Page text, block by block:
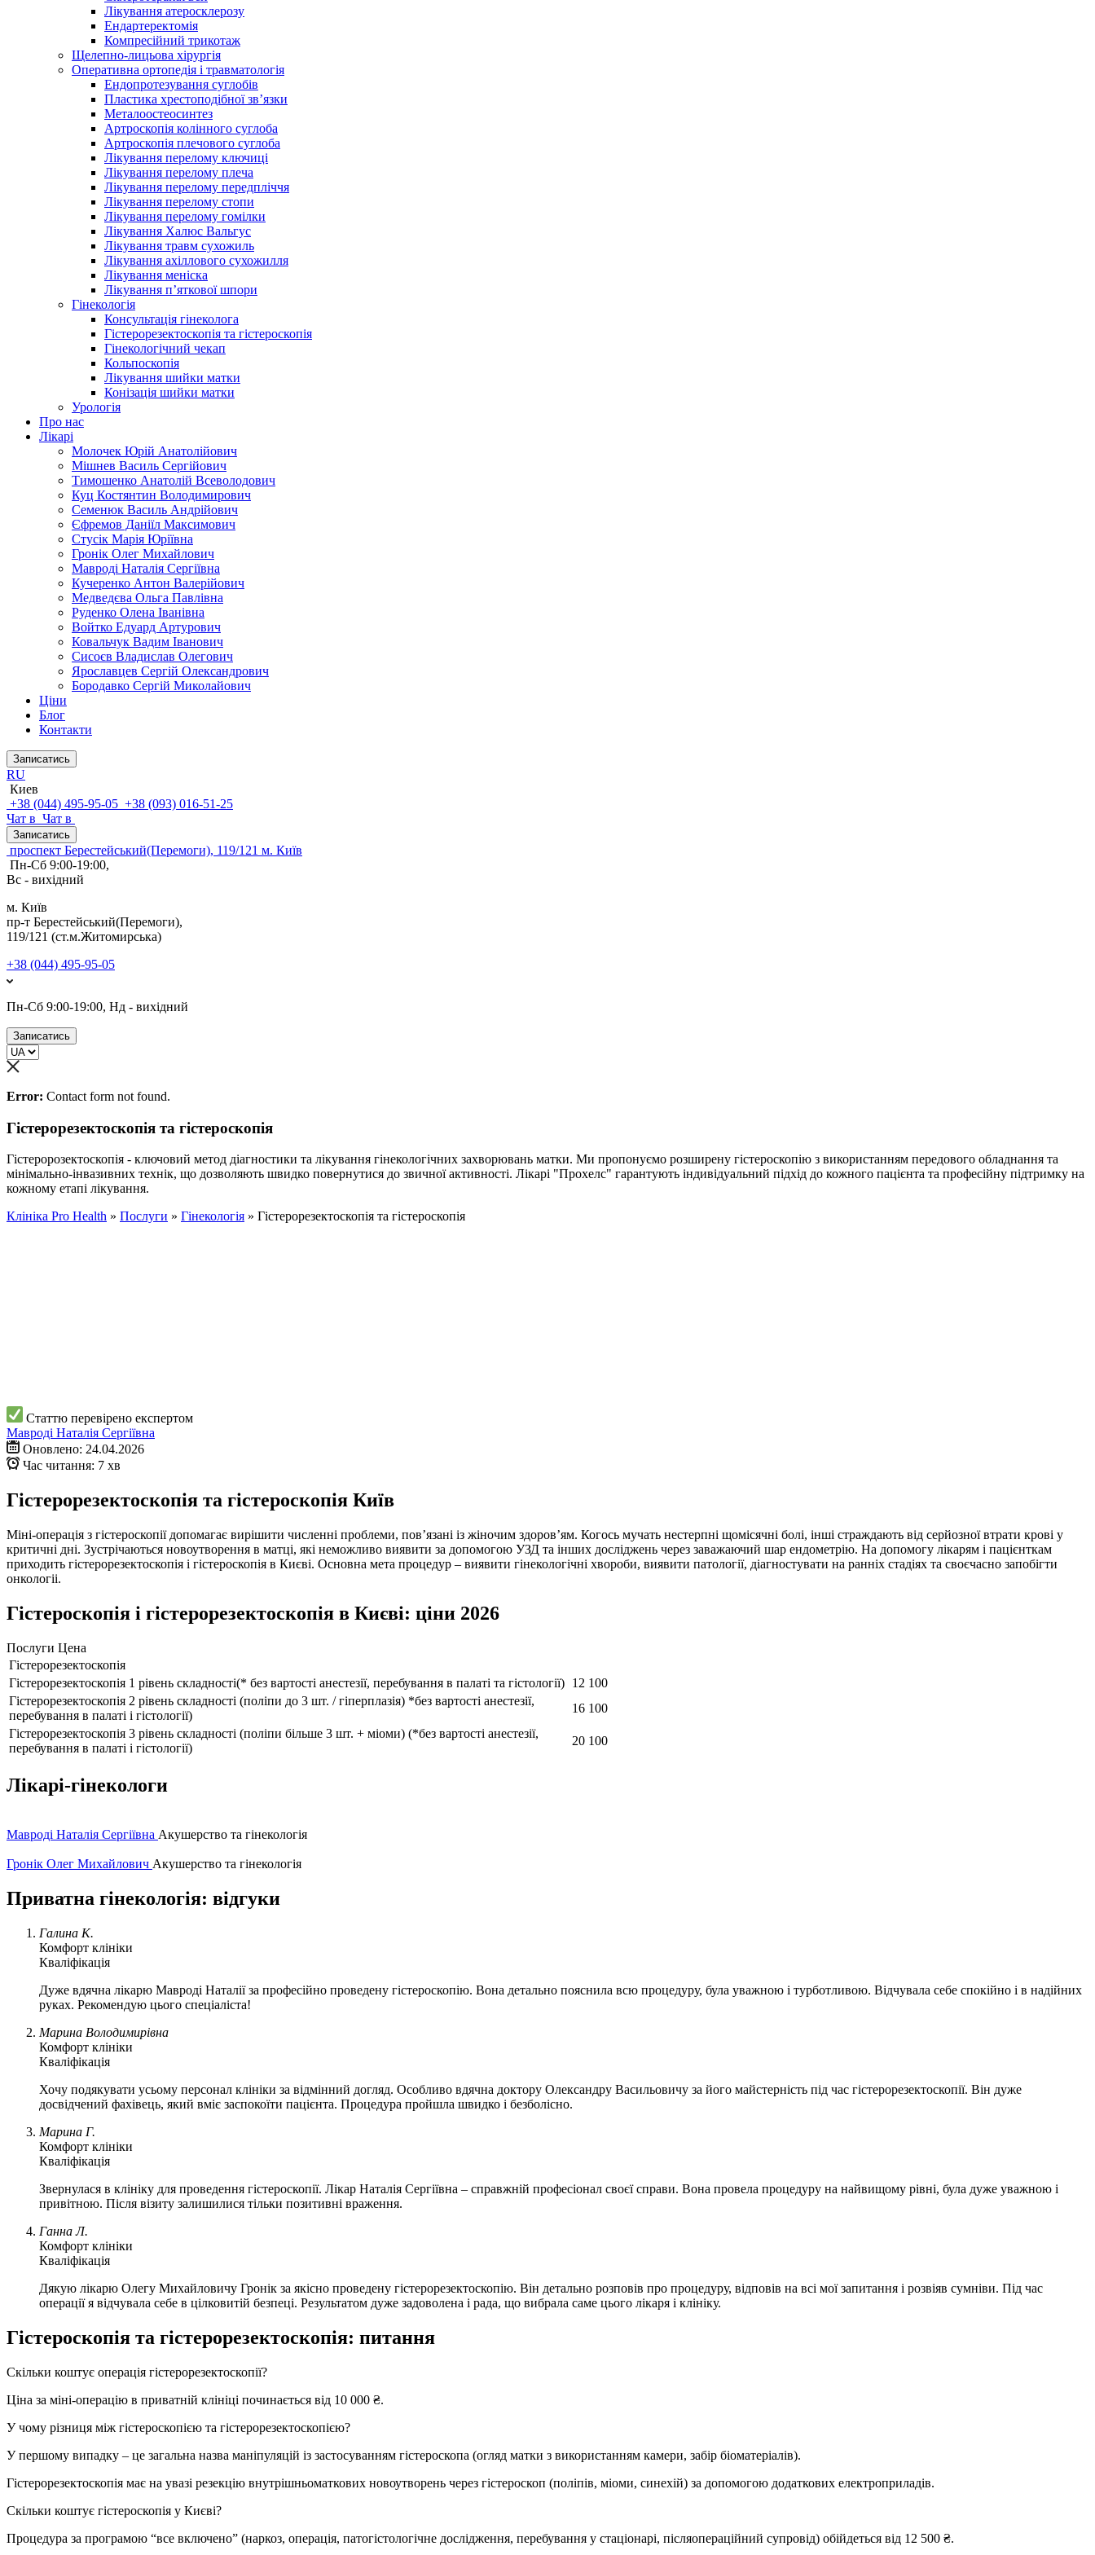
Лікування атеросклерозу
Ендартеректомія
Компресійний трикотаж
Щелепно-лицьова хірургія
Оперативна ортопедія і травматологія
Ендопротезування суглобів
Пластика хрестоподібної зв’язки
Металоостеосинтез
Артроскопія колінного суглоба
Артроскопія плечового суглоба
Лікування перелому ключиці
Лікування перелому плеча
Лікування перелому передпліччя
Лікування перелому стопи
Лікування перелому гомілки
Лікування Халюс Вальгус
Лікування травм сухожиль
Лікування ахіллового сухожилля
Лікування меніска
Лікування п’яткової шпори
Гінекологія
Консультація гінеколога
Гістерорезектоскопія та гістероскопія
Гінекологічний чекап
Кольпоскопія
Лікування шийки матки
Конізація шийки матки
Урологія
Про нас
Лікарі
Молочек Юрій Анатолійович
Мішнев Василь Сергійович
Тимошенко Анатолій Всеволодович
Куц Костянтин Володимирович
Семенюк Василь Андрійович
Єфремов Даніїл Максимович
Стусік Марія Юріївна
Гронік Олег Михайлович
Мавроді Наталія Сергіївна
Кучеренко Антон Валерійович
Медведєва Ольга Павлівна
Руденко Олена Іванівна
Войтко Едуард Артурович
Ковальчук Вадим Іванович
Сисоєв Владислав Олегович
Ярославцев Сергій Олександрович
Бородавко Сергій Миколайович
Ціни
Блог
Контакти
Записатись
RU
Киев
+38 (044) 495-95-05 +38 (093) 016-51-25
Чат в Чат в
Записатись
проспект Берестейський(Перемоги), 119/121 м. Київ
Пн-Сб 9:00-19:00,
Вс - вихідний
м. Київ
пр-т Берестейський(Перемоги),
119/121 (ст.м.Житомирська)
+38 (044) 495-95-05
Пн-Сб 9:00-19:00, Нд - вихідний
Записатись
Error: Contact form not found.
Гістерорезектоскопія та гістероскопія
Гістеророзектоскопія - ключовий метод діагностики та лікування гінекологічних захворювань матки. Ми пропонуємо розширену гістероскопію з використанням передового обладнання та
мінімально-інвазивних технік, що дозволяють швидко повернутися до звичної активності. Лікарі "Прохелс" гарантують індивідуальний підхід до кожного пацієнта та професійну підтримку на
кожному етапі лікування.
Клініка Pro Health » Послуги » Гінекологія » Гістерорезектоскопія та гістероскопія
Статтю перевірено експертом
Мавроді Наталія Сергіївна
Оновлено: 24.04.2026
Час читання: 7 хв
Гістерорезектоскопія та гістероскопія Київ
Міні-операція з гістероскопії допомагає вирішити численні проблеми, пов’язані із жіночим здоров’ям. Когось мучать нестерпні щомісячні болі, інші страждають від серйозної втрати крові у
критичні дні. Зустрічаються новоутворення в матці, які неможливо виявити за допомогою УЗД та інших досліджень через заважаючий шар ендометрію. На допомогу лікарям і пацієнткам
приходить гістерорезектоскопія і гістероскопія в Києві. Основна мета процедур – виявити гінекологічні хвороби, виявити патології, діагностувати на ранніх стадіях та своєчасно запобігти
онкологіі.
Гістероскопія і гістерорезектоскопія в Києві: ціни 2026
Послуги Цена
Гістерорезектоскопія
Гістерорезектоскопія 1 рівень складності(* без вартості анестезії, перебування в палаті та гістології) 12 100
Гістерорезектоскопія 2 рівень складності (поліпи до 3 шт. / гіперплазія) *без вартості анестезії,
перебування в палаті і гістології)
16 100
Гістерорезектоскопія 3 рівень складності (поліпи більше 3 шт. + міоми) (*без вартості анестезії,
перебування в палаті і гістології)
20 100
Лікарі-гінекологи
Мавроді Наталія Сергіївна Акушерство та гінекологія
Гронік Олег Михайлович Акушерство та гінекологія
Приватна гінекологія: відгуки
Галина К.
Комфорт клініки
Кваліфікація
Дуже вдячна лікарю Мавроді Наталії за професійно проведену гістероскопію. Вона детально пояснила всю процедуру, була уважною і турботливою. Відчувала себе спокійно і в надійних
руках. Рекомендую цього спеціаліста!
Марина Володимирівна
Комфорт клініки
Кваліфікація
Хочу подякувати усьому персонал клініки за відмінний догляд. Особливо вдячна доктору Олександру Васильовичу за його майстерність під час гістерорезектоскопії. Він дуже
досвідчений фахівець, який вміє заспокоїти пацієнта. Процедура пройшла швидко і безболісно.
Марина Г.
Комфорт клініки
Кваліфікація
Звернулася в клініку для проведення гістероскопії. Лікар Наталія Сергіївна – справжній професіонал своєї справи. Вона провела процедуру на найвищому рівні, була дуже уважною і
привітною. Після візиту залишилися тільки позитивні враження.
Ганна Л.
Комфорт клініки
Кваліфікація
Дякую лікарю Олегу Михайловичу Гронік за якісно проведену гістерорезектоскопію. Він детально розповів про процедуру, відповів на всі мої запитання і розвіяв сумніви. Під час
операції я відчувала себе в цілковитій безпеці. Результатом дуже задоволена і рада, що вибрала саме цього лікаря і клініку.
Гістероскопія та гістерорезектоскопія: питання
Скільки коштує операція гістерорезектоскопії?
Ціна за міні-операцію в приватній клініці починається від 10 000 ₴.
У чому різниця між гістероскопією та гістерорезектоскопією?
У першому випадку – це загальна назва маніпуляцій із застосуванням гістероскопа (огляд матки з використанням камери, забір біоматеріалів).
Гістерорезектоскопія має на увазі резекцію внутрішньоматкових новоутворень через гістероскоп (поліпів, міоми, синехій) за допомогою додаткових електроприладів.
Скільки коштує гістероскопія у Києві?
Процедура за програмою “все включено” (наркоз, операція, патогістологічне дослідження, перебування у стаціонарі, післяопераційний супровід) обійдеться від 12 500 ₴.